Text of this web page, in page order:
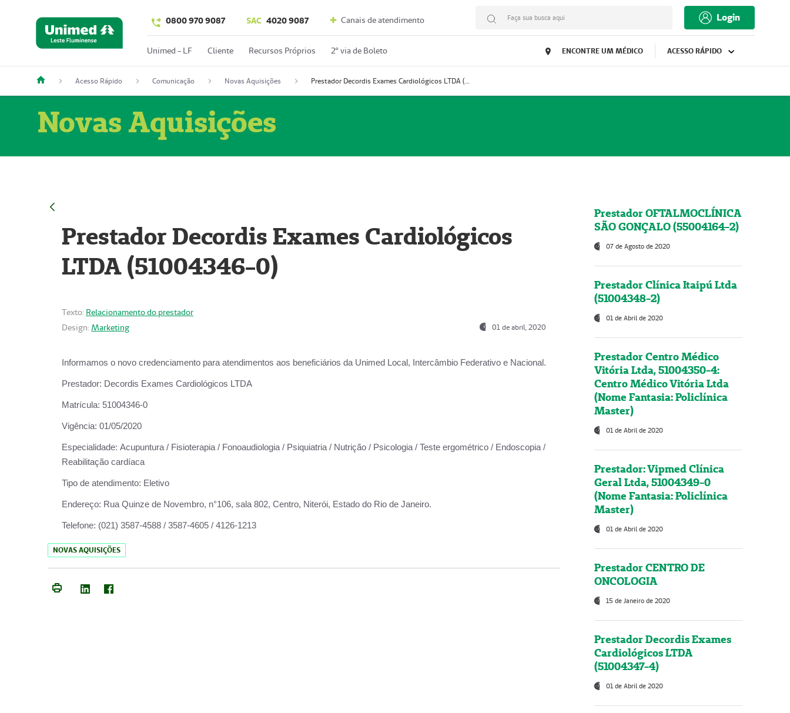
0800 970 9087 SAC 4020 9087 Canais de atendimento Faça sua busca aqui Login
Unimed - LF Cliente Recursos Próprios 2º via de Boleto ENCONTRE UM MÉDICO ACESSO RÁPIDO
Acesso Rápido Comunicação Novas Aquisições Prestador Decordis Exames Cardiológicos LTDA (51004346-0)
Novas Aquisições
Prestador Decordis Exames Cardiológicos
LTDA (51004346-0)
Texto: Relacionamento do prestador
Design: Marketing 01 de abril, 2020
Informamos o novo credenciamento para atendimentos aos beneficiários da Unimed Local, Intercâmbio Federativo e Nacional.
Prestador: Decordis Exames Cardiológicos LTDA
Matrícula: 51004346-0
Vigência: 01/05/2020
Especialidade: Acupuntura / Fisioterapia / Fonoaudiologia / Psiquiatria / Nutrição / Psicologia / Teste ergométrico / Endoscopia /
Reabilitação cardíaca
Tipo de atendimento: Eletivo
Endereço: Rua Quinze de Novembro, n°106, sala 802, Centro, Niterói, Estado do Rio de Janeiro.
Telefone: (021) 3587-4588 / 3587-4605 / 4126-1213
NOVAS AQUISIÇÕES
Prestador OFTALMOCLÍNICA
SÃO GONÇALO (55004164-2)
07 de Agosto de 2020
Prestador Clínica Itaipú Ltda
(51004348-2)
01 de Abril de 2020
Prestador Centro Médico
Vitória Ltda, 51004350-4:
Centro Médico Vitória Ltda
(Nome Fantasia: Policlínica
Master)
01 de Abril de 2020
Prestador: Vipmed Clínica
Geral Ltda, 51004349-0
(Nome Fantasia: Policlínica
Master)
01 de Abril de 2020
Prestador CENTRO DE
ONCOLOGIA
15 de Janeiro de 2020
Prestador Decordis Exames
Cardiológicos LTDA
(51004347-4)
01 de Abril de 2020